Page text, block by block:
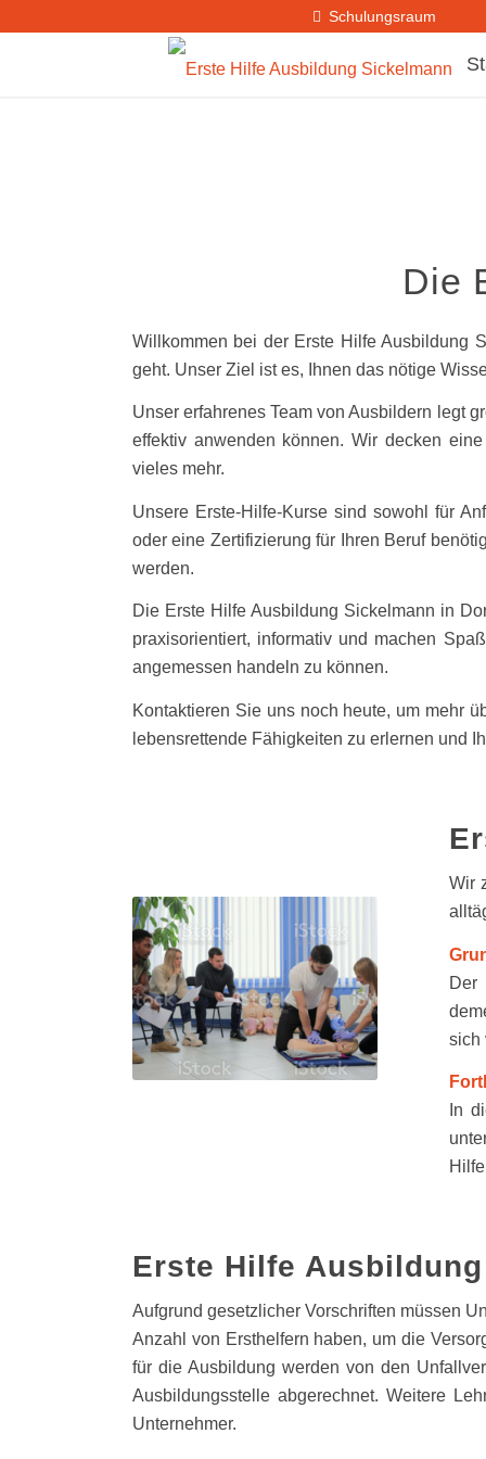
Schulungsraum
Die
Willkommen bei der Erste Hilfe Ausbildung
geht. Unser Ziel ist es, Ihnen das nötige
Unser erfahrenes Team von Ausbildern legt
effektiv anwenden können. Wir decken
vieles mehr.
Unsere Erste-Hilfe-Kurse sind sowohl für
oder eine Zertifizierung für Ihren Beruf
werden.
Die Erste Hilfe Ausbildung Sickelmann in
praxisorientiert, informativ und machen
angemessen handeln zu können.
Kontaktieren Sie uns noch heute, um mehr
lebensrettende Fähigkeiten zu erlernen und
Wir
sich
In
Erste Hilfe
Aufgrund gesetzlicher Vorschriften müssen
Anzahl von Ersthelfern haben, um die
für die Ausbildung werden von den
Ausbildungsstelle abgerechnet. Weitere
Unternehmer.